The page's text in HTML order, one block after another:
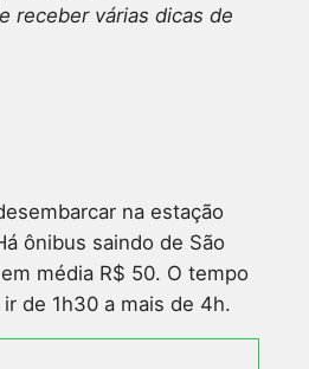
receber várias dicas de
na estação
ônibus saindo de São
média R$ 50. O tempo
de 1h30 a mais de 4h.